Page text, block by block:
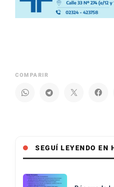
COMPARIR
SEGUÍ LEYENDO EN